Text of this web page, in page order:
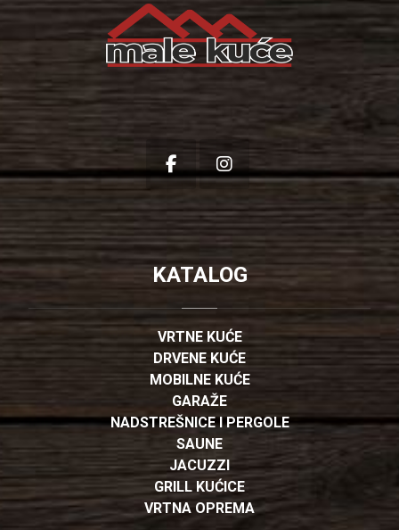
KATALOG
VRTNE KUĆE
DRVENE KUĆE
MOBILNE KUĆE
GARAŽE
NADSTREŠNICE I PERGOLE
SAUNE
JACUZZI
GRILL KUĆICE
VRTNA OPREMA